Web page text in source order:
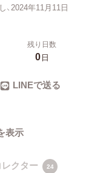
、2024年11月11日
残り日数
0日
LINEで送る
表示
レクター 24